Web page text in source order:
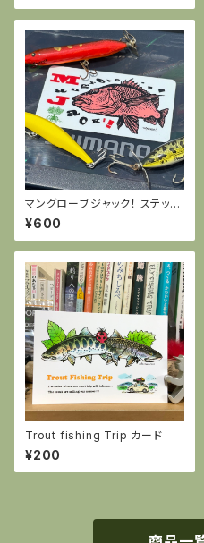
マングローブジャック！ ステッカ
ー
¥600
Trout fishing Trip カード
¥200